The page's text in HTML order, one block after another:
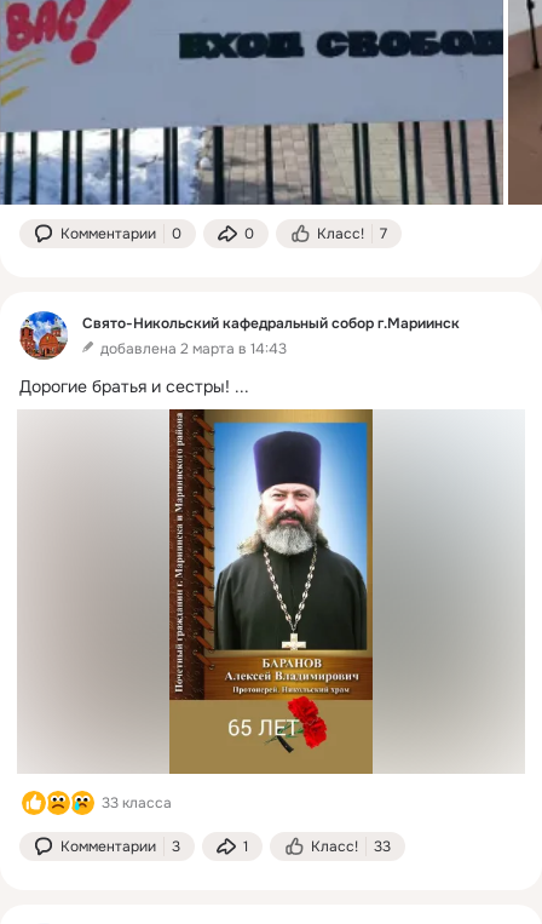
Комментарии 0 0 Класс! 7
Свято-Никольский кафедральный собор г.Мариинск
добавлена 2 марта в 14:43
Дорогие братья и сестры! ...
33 класса
Комментарии 3 1 Класс! 33